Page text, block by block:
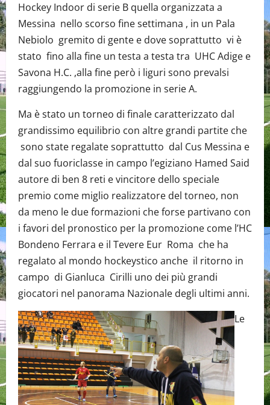
Hockey Indoor di serie B quella organizzata a
Messina nello scorso fine settimana , in un Pala
Nebiolo gremito di gente e dove soprattutto vi è
stato fino alla fine un testa a testa tra UHC Adige e
Savona H.C. ,alla fine però i liguri sono prevalsi
raggiungendo la promozione in serie A.
Ma è stato un torneo di finale caratterizzato dal
grandissimo equilibrio con altre grandi partite che
sono state regalate soprattutto dal Cus Messina e
dal suo fuoriclasse in campo l’egiziano Hamed Said
autore di ben 8 reti e vincitore dello speciale
premio come miglio realizzatore del torneo, non
da meno le due formazioni che forse partivano con
i favori del pronostico per la promozione come l’HC
Bondeno Ferrara e il Tevere Eur Roma che ha
regalato al mondo hockeystico anche il ritorno in
campo di Gianluca Cirilli uno dei più grandi
giocatori nel panorama Nazionale degli ultimi anni.
Le